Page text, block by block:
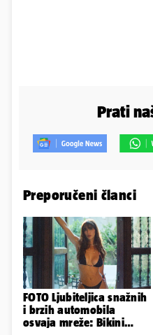
Prati
Preporučeni članci
FOTO Ljubiteljica snažnih
i brzih automobila
osvaja mreže: Bikini